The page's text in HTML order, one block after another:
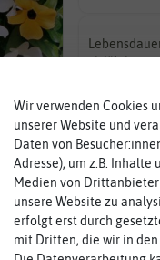
einjährig
einjährig,
mehrjährig.
Wir verwenden Cookies
unserer Website und
Daten von
Adresse), um z.B.
Medien von
unsere Website zu
erfolgt erst durch
mit Dritten, die wir in